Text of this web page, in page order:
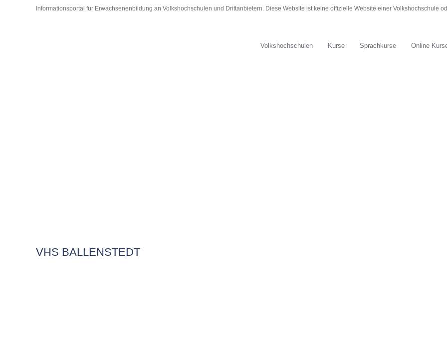
Informationsportal für Erwachsenenbildung an Volkshochschulen und Drittanbietern. Diese Website ist keine offizielle Website einer Volkshochschule
Volkshochschulen Kurse Sprachkurse Online
VHS BALLENSTEDT